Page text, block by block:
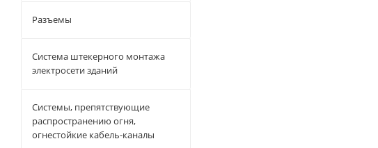
Разъемы
Система штекерного монтажа
электросети зданий
Системы, препятствующие
распространению огня,
огнестойкие кабель-каналы